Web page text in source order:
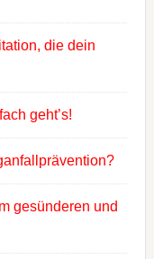
die dein
geht’s!
gesünderen und